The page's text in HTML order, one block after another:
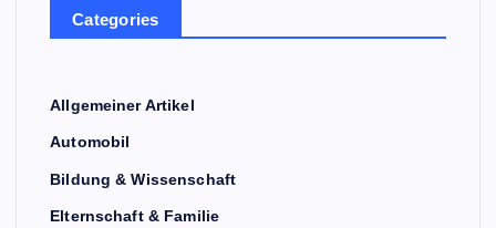
Categories
Allgemeiner Artikel
Automobil
Bildung & Wissenschaft
Elternschaft & Familie